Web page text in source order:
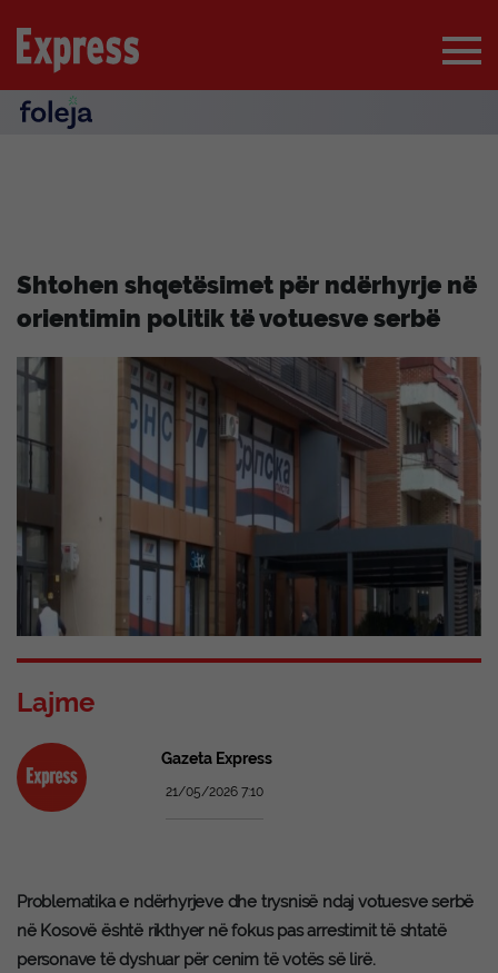
Shtohen shqetësimet për ndërhyrje në
orientimin politik të votuesve serbë
Lajme
Gazeta Express
21/05/2026 7:10
Problematika e ndërhyrjeve dhe trysnisë ndaj votuesve serbë
në Kosovë është rikthyer në fokus pas arrestimit të shtatë
personave të dyshuar për cenim të votës së lirë.